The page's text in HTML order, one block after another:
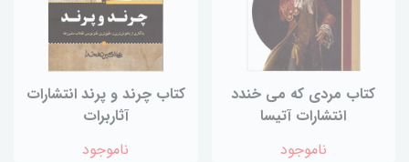
کتاب مردی که می خندد
انتشارات آتیسا
ناموجود
کتاب چرند و پرند انتشارات
آثاربرات
ناموجود